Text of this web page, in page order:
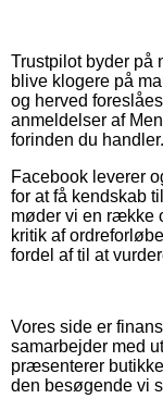
Trustpilot byder
blive klogere på
og herved
anmeldelser af
forinden du handler.
Facebook leverer
for at få kendskab
møder vi en række
kritik af
fordel af til at
Vores side er
samarbejder med
præsenterer
den besøgende vi